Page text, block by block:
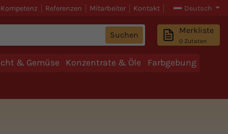
Referenzen Mitarbeiter Kontakt Deutsch
Suchen Merkliste
0 Zutaten
& Gemüse Konzentrate & Öle Farbgebung